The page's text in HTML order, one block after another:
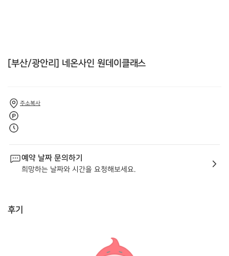
[부산/광안리] 네온사인 원데이클래스
주소복사
예약 날짜 문의하기
희망하는 날짜와 시간을 요청해보세요.
후기